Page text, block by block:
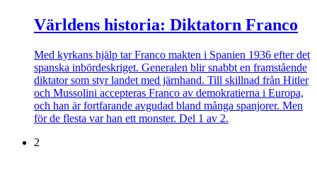
Världens historia: Diktatorn Franco
Med kyrkans hjälp tar Franco makten i Spanien 1936 efter det
spanska inbördeskriget. Generalen blir snabbt en framstående
diktator som styr landet med järnhand. Till skillnad från Hitler
och Mussolini accepteras Franco av demokratierna i Europa,
och han är fortfarande avgudad bland många spanjorer. Men
för de flesta var han ett monster. Del 1 av 2.
2